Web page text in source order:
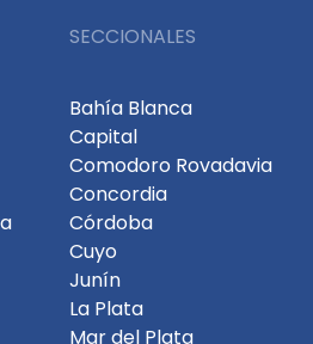
SECCIONALES
Bahía Blanca
Capital
Comodoro Rovadavia
Concordia
Córdoba
Cuyo
Junín
La Plata
Mar del Plata